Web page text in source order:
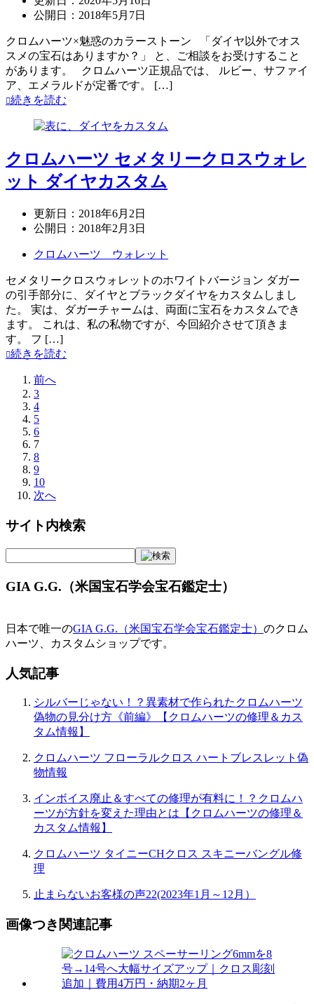
公開日： 2018年5月7日
クロムハーツ×魅惑のカラーストーン 「ダイヤ以外でオス
スメの宝石はありますか？」 と、ご相談をお受けすること
があります。 クロムハーツ正規品では、 ルビー、サファイ
ア、エメラルドが定番です。 […]
続きを読む
クロムハーツ セメタリークロスウォレ
ット ダイヤカスタム
更新日： 2018年6月2日
公開日： 2018年2月3日
クロムハーツ ウォレット
セメタリークロスウォレットのホワイトバージョン ダガー
の引手部分に、ダイヤとブラックダイヤをカスタムしまし
た。 実は、ダガーチャームは、両面に宝石をカスタムでき
ます。 これは、私の私物ですが、今回紹介させて頂きま
す。 フ […]
続きを読む
前へ
3
4
5
6
7
8
9
10
次へ
サイト内検索
GIA G.G.（米国宝石学会宝石鑑定士）
日本で唯一のGIA G.G.（米国宝石学会宝石鑑定士） のクロム
ハーツ、カスタムショップです。
人気記事
シルバーじゃない！？異素材で作られたクロムハーツ
偽物の見分け方《前編》【クロムハーツの修理＆カス
タム情報】
クロムハーツ フローラルクロス ハートブレスレット偽
物情報
インボイス廃止＆すべての修理が有料に！？クロムハ
ーツが方針を変えた理由とは【クロムハーツの修理＆
カスタム情報】
クロムハーツ タイニーCHクロス スキニーバングル修
理
止まらないお客様の声22(2023年1月～12月）
画像つき関連記事